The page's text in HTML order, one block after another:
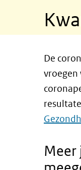
De
vroegen
Meer